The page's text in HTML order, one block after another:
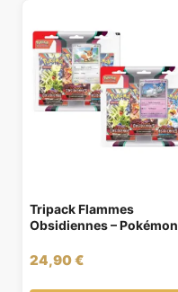
Tripack Flammes
Obsidiennes – Pokémon
24,90€